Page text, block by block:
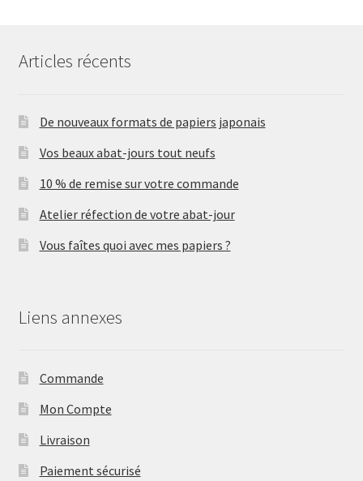
Articles récents
De nouveaux formats de papiers japonais
Vos beaux abat-jours tout neufs
10 % de remise sur votre commande
Atelier réfection de votre abat-jour
Vous faîtes quoi avec mes papiers ?
Liens annexes
Commande
Mon Compte
Livraison
Paiement sécurisé